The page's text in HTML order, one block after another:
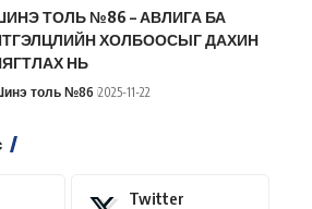
ТОЛЬ №86 – АВЛИГА БА
ХОЛБООСЫГ ДАХИН
НЬ
толь №86 2025-11-22
Twitter